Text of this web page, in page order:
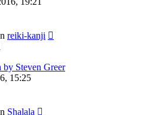
reiki-kanji
Steven Greer
15:25
Shalala